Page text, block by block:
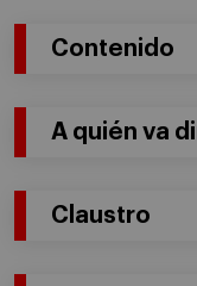
Contenido
A quién va
Claustro